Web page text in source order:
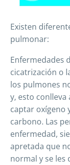
Existen
pulmonar:
Enfermedades
cicatrización o
los pulmones
y, esto
captar oxígeno
carbono. Las
enfermedad,
apretada que
normal y se